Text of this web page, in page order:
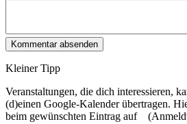
Kleiner Tipp
Veranstaltungen, die dich interessieren,
(d)einen Google-Kalender übertragen.
beim gewünschten Eintrag auf